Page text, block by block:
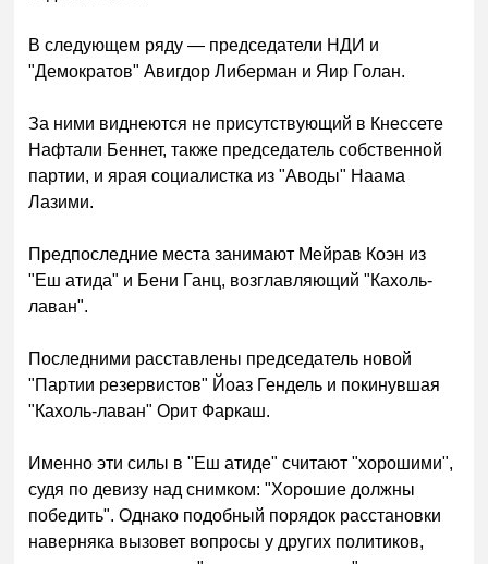
В следующем ряду — председатели НДИ и
"Демократов" Авигдор Либерман и Яир Голан.
За ними виднеются не присутствующий в Кнессете
Нафтали Беннет, также председатель собственной
партии, и ярая социалистка из "Аводы" Наама
Лазими.
Предпоследние места занимают Мейрав Коэн из
"Еш атида" и Бени Ганц, возглавляющий "Кахоль-
лаван".
Последними расставлены председатель новой
"Партии резервистов" Йоаз Гендель и покинувшая
"Кахоль-лаван" Орит Фаркаш.
Именно эти силы в "Еш атиде" считают "хорошими",
судя по девизу над снимком: "Хорошие должны
победить". Однако подобный порядок расстановки
наверняка вызовет вопросы у других политиков,